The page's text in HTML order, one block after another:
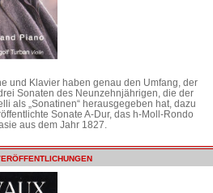
und Klavier haben genau den Umfang, der
Sonaten des Neunzehnjährigen, die der
als „Sonatinen“ herausgegeben hat, dazu
Sonate A-Dur, das h-Moll-Rondo
aus dem Jahr 1827.